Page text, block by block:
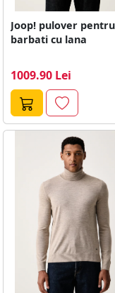
Joop! pulover pentru
barbati cu lana
1009.90 Lei